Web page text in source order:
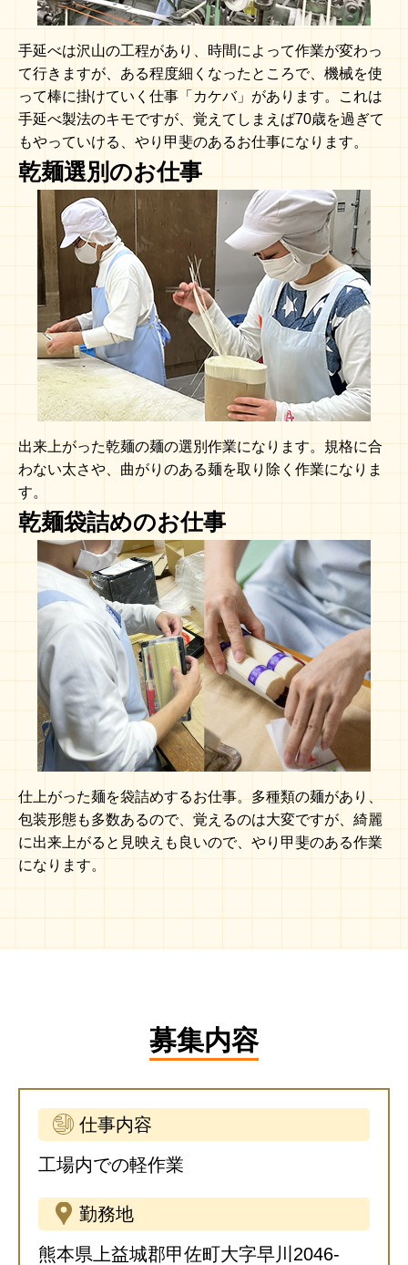
手延べは沢山の工程があり、時間によって作業が変わっ
て行きますが、ある程度細くなったところで、機械を使
って棒に掛けていく仕事「カケバ」があります。これは
手延べ製法のキモですが、覚えてしまえば70歳を過ぎて
もやっていける、やり甲斐のあるお仕事になります。
乾麺選別のお仕事
出来上がった乾麺の麺の選別作業になります。規格に合
わない太さや、曲がりのある麺を取り除く作業になりま
す。
乾麺袋詰めのお仕事
仕上がった麺を袋詰めするお仕事。多種類の麺があり、
包装形態も多数あるので、覚えるのは大変ですが、綺麗
に出来上がると見映えも良いので、やり甲斐のある作業
になります。
募集内容
仕事内容
工場内での軽作業
勤務地
熊本県上益城郡甲佐町大字早川2046-